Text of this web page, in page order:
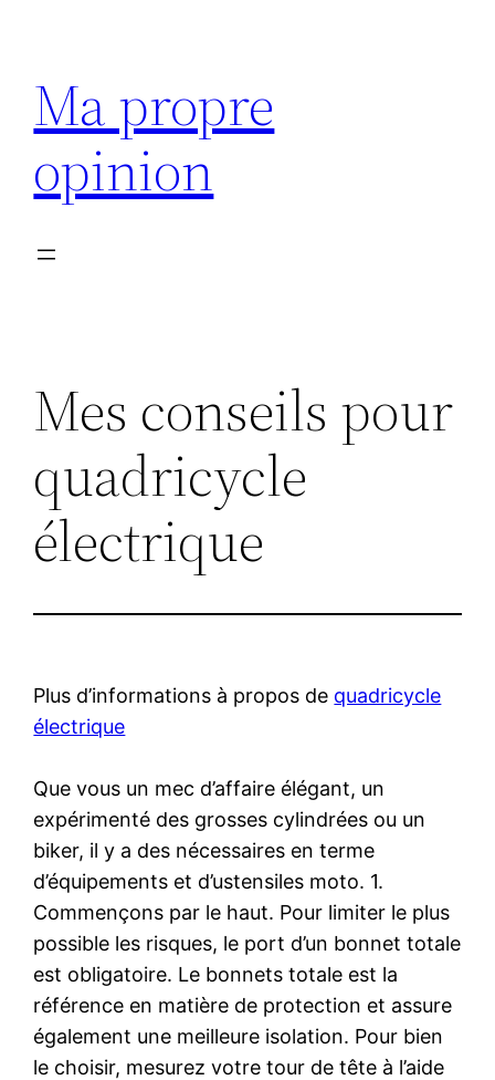
contenu
Ma propre
opinion
Mes conseils pour
quadricycle
électrique
Plus d’informations à propos de quadricycle
électrique
Que vous un mec d’affaire élégant, un
expérimenté des grosses cylindrées ou un
biker, il y a des nécessaires en terme
d’équipements et d’ustensiles moto. 1.
Commençons par le haut. Pour limiter le plus
possible les risques, le port d’un bonnet totale
est obligatoire. Le bonnets totale est la
référence en matière de protection et assure
également une meilleure isolation. Pour bien
le choisir, mesurez votre tour de tête à l’aide